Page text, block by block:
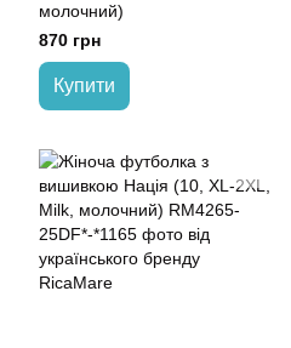
молочний)
870 грн
Купити